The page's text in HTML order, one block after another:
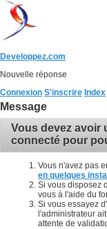
Developpez.com
Nouvelle réponse
Connexion S'inscrire Index
Message
Vous devez avoir
connecté pour
Vous n'avez pas
en quelques
Si vous disposez
vous à l'aide du
Si vous essayez
l'administrateur
attente de